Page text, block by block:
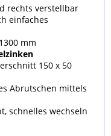
rechts verstellbar
einfaches
mm
150 x 50
Abrutschen mittels
schnelles wechseln